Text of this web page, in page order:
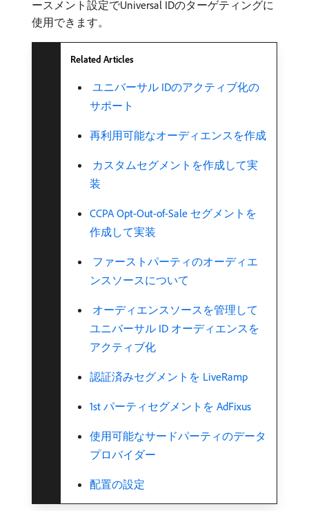
ースメント設定でUniversal IDのターゲティングに
使用できます。
Related Articles
​ ユニバーサル IDのアクティブ化の
サポート ​
再利用可能なオーディエンスを作成
​ カスタムセグメントを作成して実
装
CCPA Opt-Out-of-Sale セグメントを
作成して実装
​ ファーストパーティのオーディエ
ンスソースについて
​ オーディエンスソースを管理して
ユニバーサル ID オーディエンスを
アクティブ化
認証済みセグメントを LiveRamp
1st パーティセグメントを AdFixus
使用可能なサードパーティのデータ
プロバイダー
配置の設定